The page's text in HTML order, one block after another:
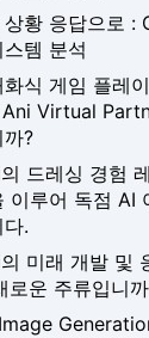
상황 응답으로 :
템 분석
식 게임 플레
Virtual
?
드레싱 경험
이루어 독점 AI
.
미래 개발 및
로운 주류입니